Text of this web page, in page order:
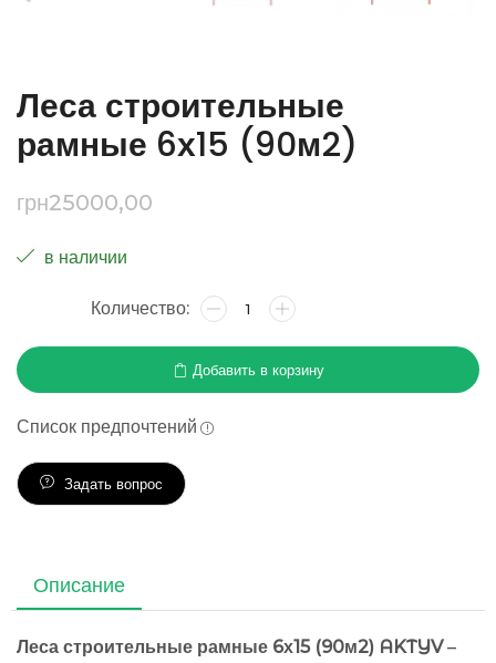
Леса строительные
рамные 6х15 (90м2)
грн25000,00
в наличии
Добавить в корзину
Список предпочтений
Задать вопрос
Описание
Леса строительные рамные 6х15 (90м2) AKTYV–